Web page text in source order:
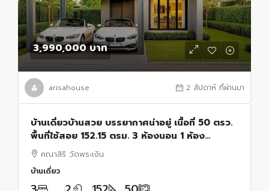
3,990,000 บาท
arisahouse 2 สัปดาห์ ที่ผ่านมา
บ้านเดี่ยวบ้านสวย บรรยากาศน่าอยู่ เนื้อที่ 50 ตรว.
พื้นที่ใช้สอย 152.15 ตรม. 3 ห้องนอน 1 ห้อง
อเนกประสงค์ 2 ห้องน้ำ ที่จอดรถ 2 คัน
คณาสิริ วัดพระเงิน
บ้านเดี่ยว